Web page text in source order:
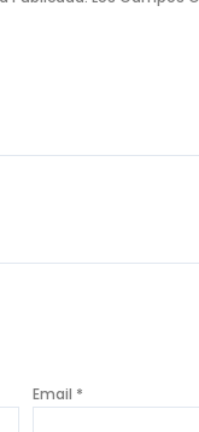
Email *